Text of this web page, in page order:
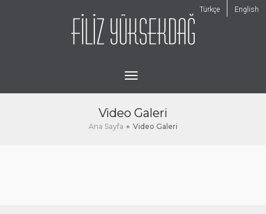
Türkçe English
toggle
navigation
Video Galeri
Ana Sayfa Video Galeri